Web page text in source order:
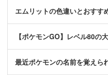
エムリットの色違いとおすす
【ポケモンGO】レベル80の
最近ポケモンの名前を覚えら